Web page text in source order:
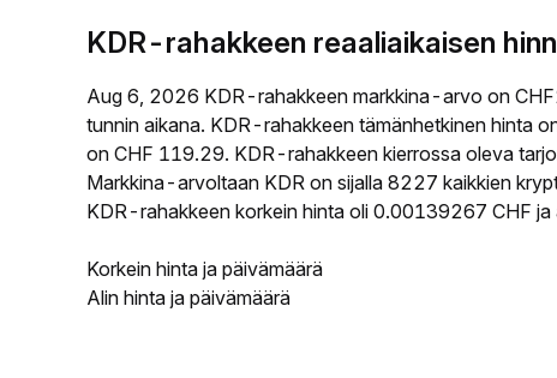
KDR-rahakkeen reaaliaikaisen
Aug 6, 2026 KDR-rahakkeen markkina-arvo on
tunnin aikana. KDR-rahakkeen tämänhetkinen hinta
on CHF 119.29. KDR-rahakkeen kierrossa oleva
Markkina-arvoltaan KDR on sijalla 8227 kaikkien
KDR-rahakkeen korkein hinta oli 0.00139267 CHF
Korkein hinta ja päivämäärä
Alin hinta ja päivämäärä